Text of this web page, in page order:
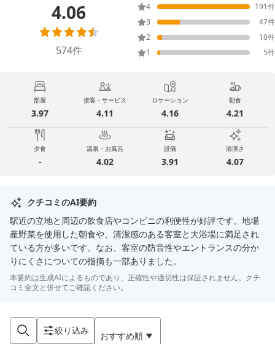
4.06
574件
4
191件
3
47件
2
10件
1
5件
部屋
3.97
接客・サービス
4.11
ロケーション
4.16
朝食
4.21
夕食
-
温泉・お風呂
4.02
設備
3.91
清潔さ
4.07
クチコミのAI要約
駅近の立地と周辺の飲食店やコンビニの利便性が好評です。地場
産野菜を使用した朝食や、清潔感のある客室と大浴場に満足され
ている方が多いです。なお、客室の防音性やエントランスの分か
りにくさについての指摘も一部ありました。
本要約は生成AIによるものであり、正確性や適切性は保証されません。クチ
コミ全文と併せてご確認ください。
絞り込み おすすめ順